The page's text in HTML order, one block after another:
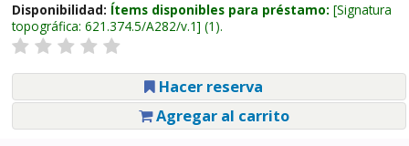
Disponibilidad: Ítems disponibles para préstamo: Signatura
topográfica: 621.374.5/A282/v.1 (1).
Hacer reserva
Agregar al carrito